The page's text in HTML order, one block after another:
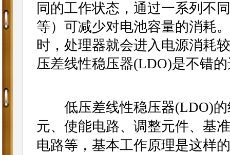
同的工作状态，通过一系列不
等）可减少对电池容量的消耗
时，处理器就会进入电源消耗
压差线性稳压器(LDO)是不错
低压差线性稳压器(LDO)的
元、使能电路、调整元件、基
电路等，基本工作原理是这样